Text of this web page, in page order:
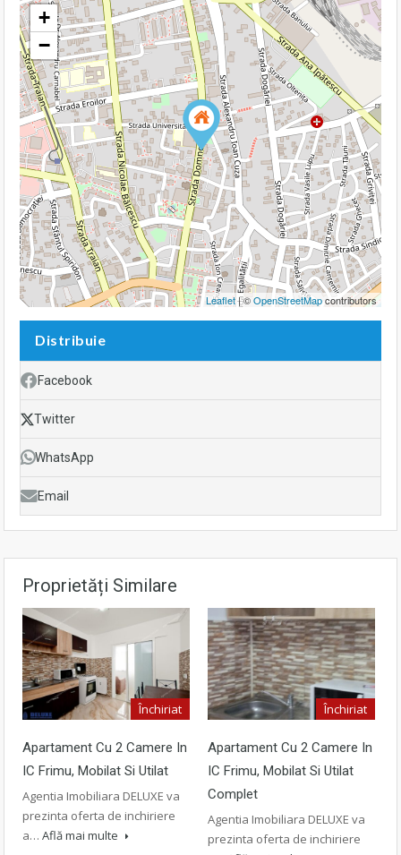
+
−
Leaflet| ©OpenStreetMapcontributors
Distribuie
Facebook
Twitter
WhatsApp
Email
Proprietăți Similare
Închiriat
Apartament Cu 2 Camere In
IC Frimu, Mobilat Si Utilat
Agentia Imobiliara DELUXE va
prezinta oferta de inchiriere
a… Află mai multe
Închiriat
Apartament Cu 2 Camere In
IC Frimu, Mobilat Si Utilat
Complet
Agentia Imobiliara DELUXE va
prezinta oferta de inchiriere